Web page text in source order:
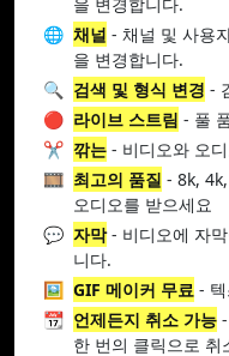
🌐 채널 - 채널 및 사용
을 변경합니다.
🔍 검색 및 형식 변경 -
🔴 라이브 스트림 - 풀
✂️ 깎는 - 비디오와 오
🎞️ 최고의 품질 - 8k,
오디오를 받으세요
💬 자막- 비디오에 자
니다.
🖼️ GIF 메이커 무료 -
📆 언제든지 취소 가능
한 번의 클릭으로